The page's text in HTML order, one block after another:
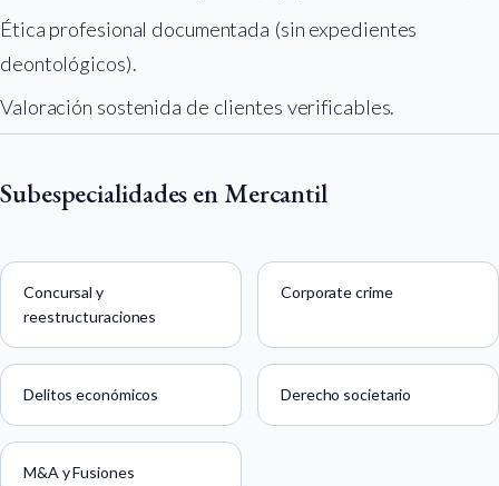
Ética profesional documentada (sin expedientes
deontológicos).
Valoración sostenida de clientes verificables.
Subespecialidades en Mercantil
Concursal y
reestructuraciones
Corporate crime
Delitos económicos Derecho societario
M&A y Fusiones